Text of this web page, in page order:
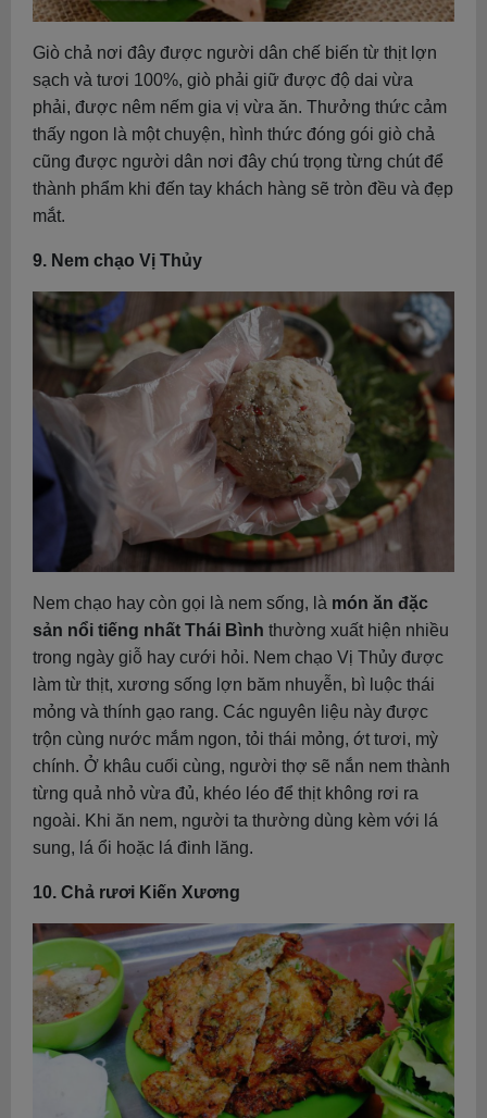
Giò chả nơi đây được người dân chế biến từ thịt lợn
sạch và tươi 100%, giò phải giữ được độ dai vừa
phải, được nêm nếm gia vị vừa ăn. Thưởng thức cảm
thấy ngon là một chuyện, hình thức đóng gói giò chả
cũng được người dân nơi đây chú trọng từng chút để
thành phẩm khi đến tay khách hàng sẽ tròn đều và đẹp
mắt.
9. Nem chạo Vị Thủy
Nem chạo hay còn gọi là nem sống, là món ăn đặc
sản nổi tiếng nhất Thái Bình thường xuất hiện nhiều
trong ngày giỗ hay cưới hỏi. Nem chạo Vị Thủy được
làm từ thịt, xương sống lợn băm nhuyễn, bì luộc thái
mỏng và thính gạo rang. Các nguyên liệu này được
trộn cùng nước mắm ngon, tỏi thái mỏng, ớt tươi, mỳ
chính. Ở khâu cuối cùng, người thợ sẽ nắn nem thành
từng quả nhỏ vừa đủ, khéo léo để thịt không rơi ra
ngoài. Khi ăn nem, người ta thường dùng kèm với lá
sung, lá ổi hoặc lá đinh lăng.
10. Chả rươi Kiến Xương